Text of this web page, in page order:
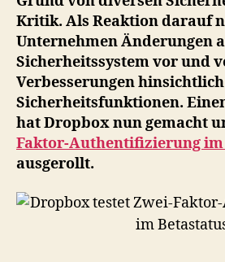
Kritik. Als Reaktion darauf
Unternehmen Änderungen
Sicherheitssystem vor und
Verbesserungen
Sicherheitsfunktionen.
hat Dropbox nun gemacht
Faktor-Authentifizierung im
ausgerollt.